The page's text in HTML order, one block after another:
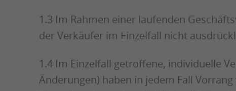
1.3 Im Rahmen einer laufenden
der Verkäufer im Einzelfall nicht
1.4 Im Einzelfall getroffene, individuelle
Änderungen) haben in jedem Fall